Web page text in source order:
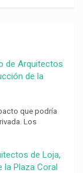
de Arquitectos
de la
que podría
Los
de Loja,
Plaza Coral